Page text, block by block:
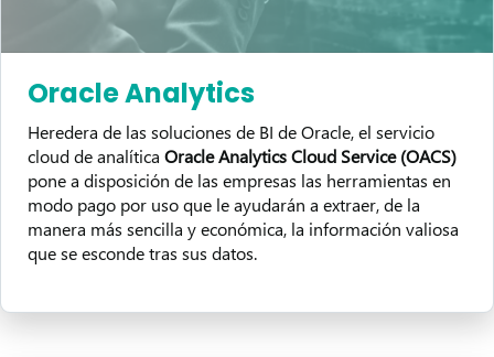
Oracle Analytics
Heredera de las soluciones de BI de Oracle, el servicio
cloud de analítica Oracle Analytics Cloud Service (OACS)
pone a disposición de las empresas las herramientas en
modo pago por uso que le ayudarán a extraer, de la
manera más sencilla y económica, la información valiosa
que se esconde tras sus datos.